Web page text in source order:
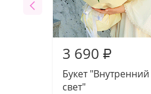
3 690 ₽
Букет "Внутренний
свет"